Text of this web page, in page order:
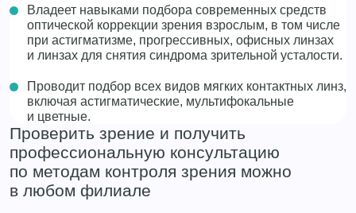
Владеет навыками подбора современных средств
оптической коррекции зрения взрослым, в том числе
при астигматизме, прогрессивных, офисных линзах
и линзах для снятия синдрома зрительной усталости.
Проводит подбор всех видов мягких контактных линз,
включая астигматические, мультифокальные
и цветные.
Проверить зрение и получить
профессиональную консультацию
по методам контроля зрения можно
в любом филиале